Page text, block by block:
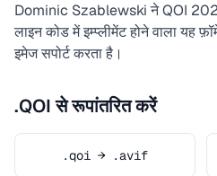
Dominic Szablewski ने QOI
लाइन कोड में इम्प्लीमेंट होने वाला यह
इमेज सपोर्ट करता है।
.QOI से रूपांतरित करें
.qoi → .avif